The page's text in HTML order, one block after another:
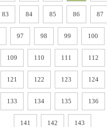
83 84 85 86 87
97 98 99 100
109 110 111 112
121 122 123 124
133 134 135 136
141 142 143